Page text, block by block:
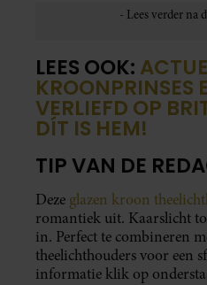
LEES OOK:
KROONPRINSES
VERLIEFD OP
DÍT IS HEM!
TIP VAN DE
Deze glazen kroon
romantiek uit. Kaarslicht
in. Perfect te combineren
theelichthouders voor een
informatie klik op